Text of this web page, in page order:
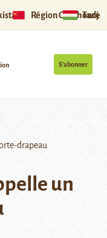
Région Ouïghoure
S’abonner
drapeau
un